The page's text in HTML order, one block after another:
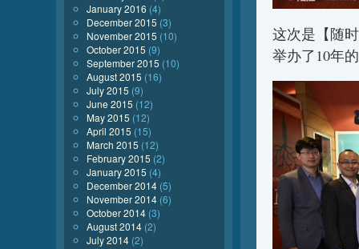
这次是【随
举办了10年
January 2016 (4)
December 2015 (3)
November 2015 (10)
October 2015 (9)
September 2015 (10)
August 2015 (16)
July 2015 (9)
June 2015 (12)
May 2015 (12)
April 2015 (15)
March 2015 (12)
February 2015 (2)
January 2015 (4)
December 2014 (5)
November 2014 (6)
October 2014 (3)
August 2014 (2)
July 2014 (2)